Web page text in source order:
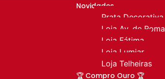
Novidades
Prata Decorativa
Loja Av. de Roma
Loja Fátima
Loja Lumiar
Loja Telheiras
🏆 Compro Ouro 🏆